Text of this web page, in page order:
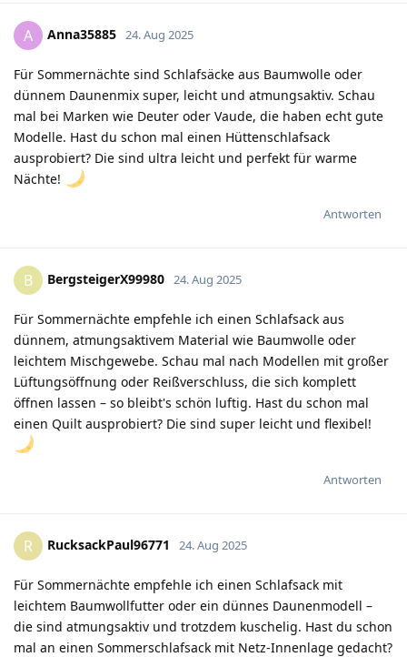
A Anna35885 24. Aug 2025
Für Sommernächte sind Schlafsäcke aus Baumwolle oder
dünnem Daunenmix super, leicht und atmungsaktiv. Schau
mal bei Marken wie Deuter oder Vaude, die haben echt gute
Modelle. Hast du schon mal einen Hüttenschlafsack
ausprobiert? Die sind ultra leicht und perfekt für warme
Nächte!
Antworten
B BergsteigerX99980 24. Aug 2025
Für Sommernächte empfehle ich einen Schlafsack aus
dünnem, atmungsaktivem Material wie Baumwolle oder
leichtem Mischgewebe. Schau mal nach Modellen mit großer
Lüftungsöffnung oder Reißverschluss, die sich komplett
öffnen lassen – so bleibt's schön luftig. Hast du schon mal
einen Quilt ausprobiert? Die sind super leicht und flexibel!
Antworten
R RucksackPaul96771 24. Aug 2025
Für Sommernächte empfehle ich einen Schlafsack mit
leichtem Baumwollfutter oder ein dünnes Daunenmodell –
die sind atmungsaktiv und trotzdem kuschelig. Hast du schon
mal an einen Sommerschlafsack mit Netz-Innenlage gedacht?